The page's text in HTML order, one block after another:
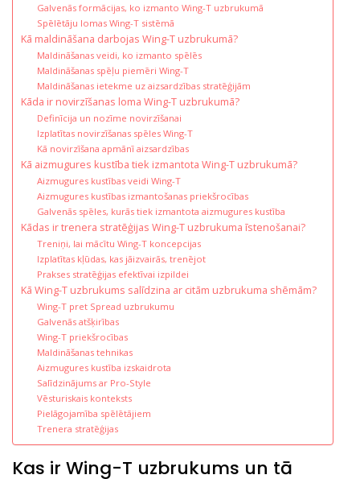
Galvenās formācijas, ko izmanto Wing-T uzbrukumā
Spēlētāju lomas Wing-T sistēmā
Kā maldināšana darbojas Wing-T uzbrukumā?
Maldināšanas veidi, ko izmanto spēlēs
Maldināšanas spēļu piemēri Wing-T
Maldināšanas ietekme uz aizsardzības stratēģijām
Kāda ir novirzīšanas loma Wing-T uzbrukumā?
Definīcija un nozīme novirzīšanai
Izplatītas novirzīšanas spēles Wing-T
Kā novirzīšana apmānī aizsardzības
Kā aizmugures kustība tiek izmantota Wing-T uzbrukumā?
Aizmugures kustības veidi Wing-T
Aizmugures kustības izmantošanas priekšrocības
Galvenās spēles, kurās tiek izmantota aizmugures kustība
Kādas ir trenera stratēģijas Wing-T uzbrukuma īstenošanai?
Treniņi, lai mācītu Wing-T koncepcijas
Izplatītas kļūdas, kas jāizvairās, trenējot
Prakses stratēģijas efektīvai izpildei
Kā Wing-T uzbrukums salīdzina ar citām uzbrukuma shēmām?
Wing-T pret Spread uzbrukumu
Galvenās atšķirības
Wing-T priekšrocības
Maldināšanas tehnikas
Aizmugures kustība izskaidrota
Salīdzinājums ar Pro-Style
Vēsturiskais konteksts
Pielāgojamība spēlētājiem
Trenera stratēģijas
Kas ir Wing-T uzbrukums un tā